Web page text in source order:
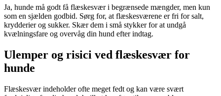
Ja, hunde må godt få flæskesvær i begrænsede mængder, men kun
som en sjælden godbid. Sørg for, at flæskesværene er fri for salt,
krydderier og sukker. Skær dem i små stykker for at undgå
kvælningsfare og overvåg din hund efter indtag.
Ulemper og risici ved flæskesvær for
hunde
Flæskesvær indeholder ofte meget fedt og kan være svært